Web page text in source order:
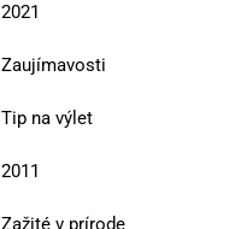
2021
Zaujímavosti
Tip na výlet
2011
Zažité v prírode